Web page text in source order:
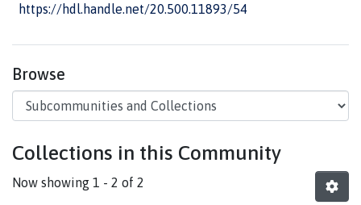
https://hdl.handle.net/20.500.11893/54
Browse
Collections in this Community
Now showing 1 - 2 of 2